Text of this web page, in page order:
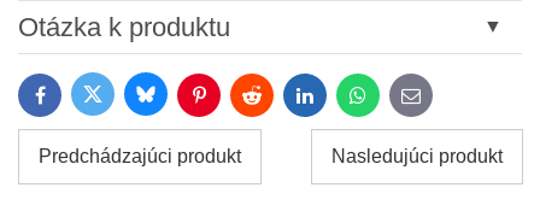
Nový komentár
Názov:
Meno:*
Otázka k produktu
*
FacebookTwitter BlueskyPinterestReddit LinkedInWhatsApp
E-
mail
Predchádzajúci produkt Nasledujúci produkt